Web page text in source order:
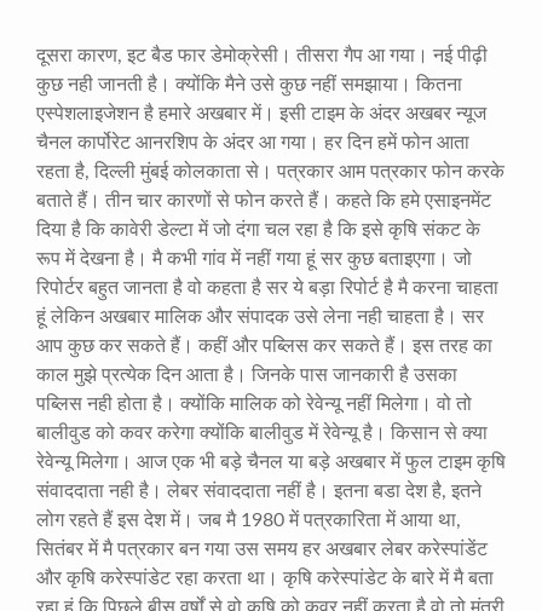
दूसरा कारण, इट बैड फार डेमोक्रेसी। तीसरा गैप आ गया। नई पीढ़ी
कुछ नही जानती है। क्योंकि मैने उसे कुछ नहीं समझाया। कितना
एस्पेशलाइजेशन है हमारे अखबार में। इसी टाइम के अंदर अखबर न्यूज
चैनल कार्पोरेट आनरशिप के अंदर आ गया। हर दिन हमें फोन आता
रहता है, दिल्ली मुंबई कोलकाता से। पत्रकार आम पत्रकार फोन करके
बताते हैं। तीन चार कारणों से फोन करते हैं। कहते कि हमे एसाइनमेंट
दिया है कि कावेरी डेल्टा में जो दंगा चल रहा है कि इसे कृषि संकट के
रूप में देखना है। मै कभी गांव में नहीं गया हूं सर कुछ बताइएगा। जो
रिपोर्टर बहुत जानता है वो कहता है सर ये बड़ा रिपोर्ट है मै करना चाहता
हूं लेकिन अखबार मालिक और संपादक उसे लेना नही चाहता है। सर
आप कुछ कर सकते हैं। कहीं और पब्लिस कर सकते हैं। इस तरह का
काल मुझे प्रत्येक दिन आता है। जिनके पास जानकारी है उसका
पब्लिस नही होता है। क्योंकि मालिक को रेवेन्यू नहीं मिलेगा। वो तो
बालीवुड को कवर करेगा क्योंकि बालीवुड में रेवेन्यू है। किसान से क्या
रेवेन्यू मिलेगा। आज एक भी बड़े चैनल या बड़े अखबार में फुल टाइम कृषि
संवाददाता नही है। लेबर संवाददाता नहीं है। इतना बडा देश है, इतने
लोग रहते हैं इस देश में। जब मै 1980 में पत्रकारिता में आया था,
सितंबर में मै पत्रकार बन गया उस समय हर अखबार लेबर करेस्पांडेंट
और कृषि करेस्पांडेट रहा करता था। कृषि करेस्पांडेट के बारे में मै बता